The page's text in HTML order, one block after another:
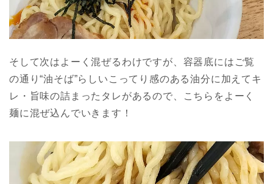
そして次はよーく混ぜるわけですが、容器底にはご覧
の通り“油そば”らしいこってり感のある油分に加えてキ
レ・旨味の詰まったタレがあるので、こちらをよーく
麺に混ぜ込んでいきます！